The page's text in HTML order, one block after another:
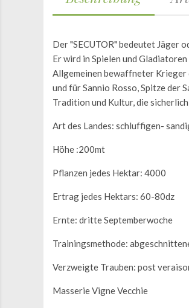
Der "SECUTOR" bedeutet Jäger
Er wird in Spielen und
Allgemeinen bewaffneter Krieger
und für Sannio Rosso, Spitze der
Tradition und Kultur, die
Art des Landes: schluffigen-
Höhe :200mt
Pflanzen jedes Hektar: 4000
Ertrag jedes Hektars: 60-80dz
Ernte: dritte Septemberwoche
Trainingsmethode:
Verzweigte Trauben: post
Masserie Vigne Vecchie